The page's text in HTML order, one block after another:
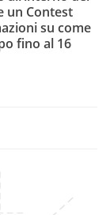
un Contest
su come
fino al 16